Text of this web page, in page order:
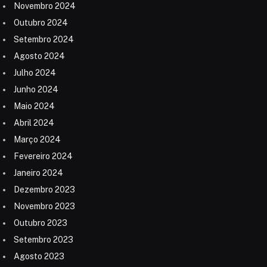
Novembro 2024
Outubro 2024
Setembro 2024
Agosto 2024
Julho 2024
Junho 2024
Maio 2024
Abril 2024
Março 2024
Fevereiro 2024
Janeiro 2024
Dezembro 2023
Novembro 2023
Outubro 2023
Setembro 2023
Agosto 2023